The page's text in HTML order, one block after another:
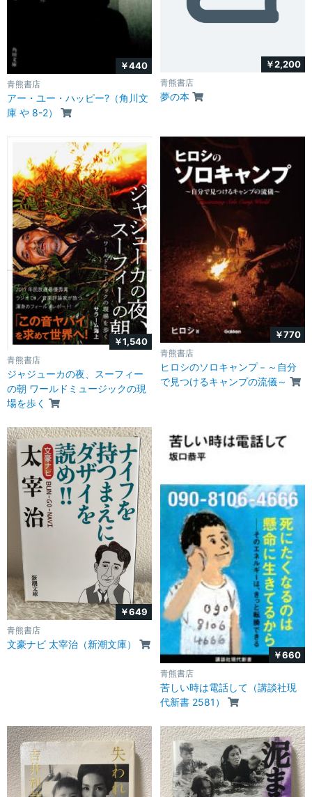
￥440
青熊書店
アー・ユー・ハッピー?（角川文
庫 や 8-2）
￥2,200
青熊書店
夢の本
￥1,540
青熊書店
ジャジューカの夜、スーフィー
の朝 ワールドミュージックの現
場を歩く
￥770
青熊書店
ヒロシのソロキャンプ－～自分
で見つけるキャンプの流儀～
￥649
青熊書店
文豪ナビ 太宰治（新潮文庫）
￥660
青熊書店
苦しい時は電話して（講談社現
代新書 2581）